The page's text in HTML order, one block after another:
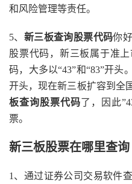
和风险管理等责任。
5、 新三板查询股票代码你
股票代码，新三板属于准
码，大多以“43”和“83”开头
开头，现在新三板扩容到全
板查询股票代码了，因此
票。
新三板股票在哪里查询
1、通过证券公司交易软件